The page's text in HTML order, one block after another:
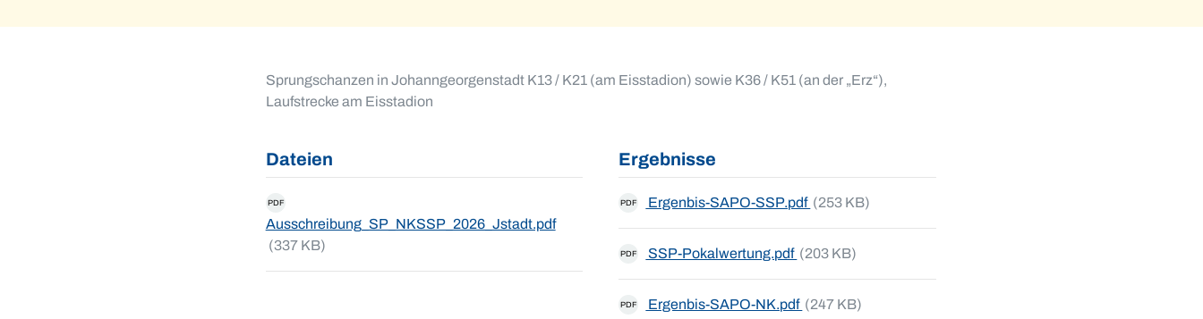
Sprungschanzen in Johanngeorgenstadt K13 / K21 (am Eisstadion) sowie K36 / K51 (an der „Erz“),
Laufstrecke am Eisstadion
Dateien
PDF
Ausschreibung_SP_NKSSP_2026_Jstadt.pdf
(337 KB)
Ergebnisse
PDF Ergenbis-SAPO-SSP.pdf (253 KB)
PDF SSP-Pokalwertung.pdf (203 KB)
PDF Ergenbis-SAPO-NK.pdf (247 KB)